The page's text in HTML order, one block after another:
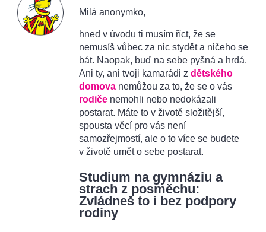
Milá anonymko,
hned v úvodu ti musím říct, že se
nemusíš vůbec za nic stydět a ničeho se
bát. Naopak, buď na sebe pyšná a hrdá.
Ani ty, ani tvoji kamarádi z dětského
domova nemůžou za to, že se o vás
rodiče nemohli nebo nedokázali
postarat. Máte to v životě složitější,
spousta věcí pro vás není
samozřejmostí, ale o to více se budete
v životě umět o sebe postarat.
Studium na gymnáziu a
strach z posměchu:
Zvládneš to i bez podpory
rodiny